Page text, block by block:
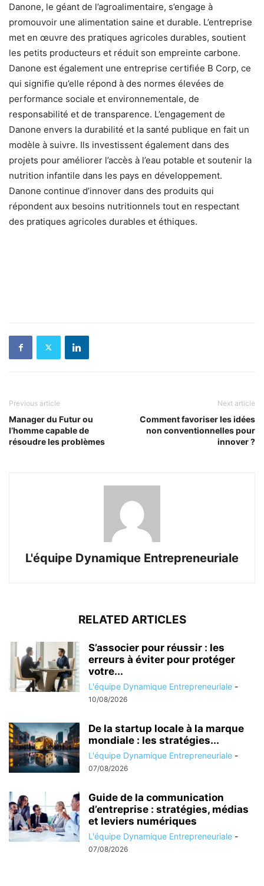
Danone, le géant de l’agroalimentaire, s’engage à
promouvoir une alimentation saine et durable. L’entreprise
met en œuvre des pratiques agricoles durables, soutient
les petits producteurs et réduit son empreinte carbone.
Danone est également une entreprise certifiée B Corp, ce
qui signifie qu’elle répond à des normes élevées de
performance sociale et environnementale, de
responsabilité et de transparence. L’engagement de
Danone envers la durabilité et la santé publique en fait un
modèle à suivre. Ils investissent également dans des
projets pour améliorer l’accès à l’eau potable et soutenir la
nutrition infantile dans les pays en développement.
Danone continue d’innover dans des produits qui
répondent aux besoins nutritionnels tout en respectant
des pratiques agricoles durables et éthiques.
Previous article
Manager du Futur ou
l’homme capable de
résoudre les problèmes
Next article
Comment favoriser les idées
non conventionnelles pour
innover ?
L'équipe Dynamique Entrepreneuriale
RELATED ARTICLES
S’associer pour réussir : les
erreurs à éviter pour protéger
votre...
L'équipe Dynamique Entrepreneuriale -
10/08/2026
De la startup locale à la marque
mondiale : les stratégies...
L'équipe Dynamique Entrepreneuriale -
07/08/2026
Guide de la communication
d’entreprise : stratégies, médias
et leviers numériques
L'équipe Dynamique Entrepreneuriale -
07/08/2026